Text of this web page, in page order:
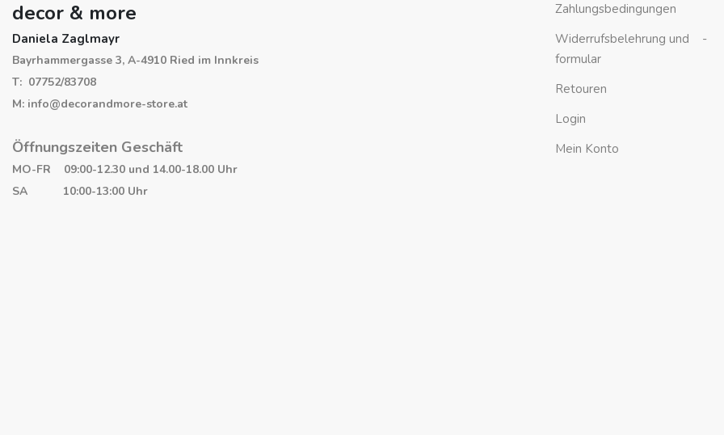
decor & more
Daniela Zaglmayr
Bayrhammergasse 3, A-4910 Ried im Innkreis
T: 07752/83708
M: info@decorandmore-store.at
Öffnungszeiten Geschäft
MO-FR 09:00-12.30 und 14.00-18.00 Uhr
SA 10:00-13:00 Uhr
Zahlungsbedingungen
Widerrufsbelehrung und -
formular
Retouren
Login
Mein Konto